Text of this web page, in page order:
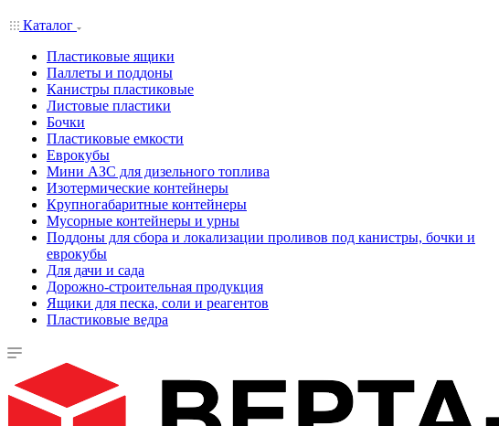
Каталог
Пластиковые ящики
Паллеты и поддоны
Канистры пластиковые
Листовые пластики
Бочки
Пластиковые емкости
Еврокубы
Мини АЗС для дизельного топлива
Изотермические контейнеры
Крупногабаритные контейнеры
Мусорные контейнеры и урны
Поддоны для сбора и локализации проливов под канистры, бочки и
еврокубы
Для дачи и сада
Дорожно-строительная продукция
Ящики для песка, соли и реагентов
Пластиковые ведра